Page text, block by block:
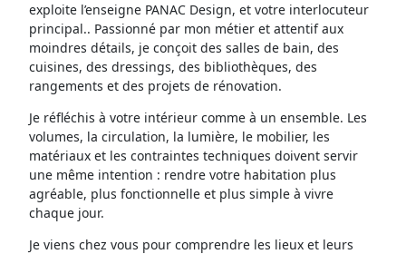
exploite l’enseigne PANAC Design, et votre interlocuteur
principal.. Passionné par mon métier et attentif aux
moindres détails, je conçoit des salles de bain, des
cuisines, des dressings, des bibliothèques, des
rangements et des projets de rénovation.
Je réfléchis à votre intérieur comme à un ensemble. Les
volumes, la circulation, la lumière, le mobilier, les
matériaux et les contraintes techniques doivent servir
une même intention : rendre votre habitation plus
agréable, plus fonctionnelle et plus simple à vivre
chaque jour.
Je viens chez vous pour comprendre les lieux et leurs